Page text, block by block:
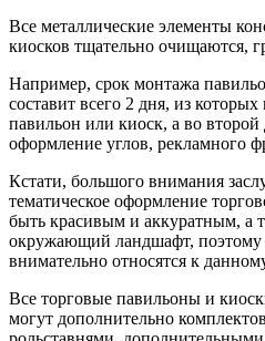
Все металлические элементы
киосков тщательно очищаются,
Например, срок монтажа
составит всего 2 дня, из
павильон или киоск, а во второй
оформление углов, рекламного
Кстати, большого внимания
тематическое оформление
быть красивым и аккуратным, а
окружающий ландшафт,
внимательно относятся к
Все торговые павильоны и
могут дополнительно